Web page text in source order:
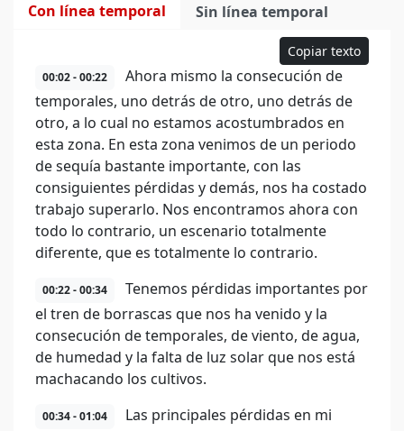
Con línea temporal Sin línea temporal
Copiar texto
00:02 - 00:22
Ahora mismo la consecución de
temporales, uno detrás de otro, uno detrás de
otro, a lo cual no estamos acostumbrados en
esta zona. En esta zona venimos de un periodo
de sequía bastante importante, con las
consiguientes pérdidas y demás, nos ha costado
trabajo superarlo. Nos encontramos ahora con
todo lo contrario, un escenario totalmente
diferente, que es totalmente lo contrario.
00:22 - 00:34
Tenemos pérdidas importantes por
el tren de borrascas que nos ha venido y la
consecución de temporales, de viento, de agua,
de humedad y la falta de luz solar que nos está
machacando los cultivos.
00:34 - 01:04
Las principales pérdidas en mi